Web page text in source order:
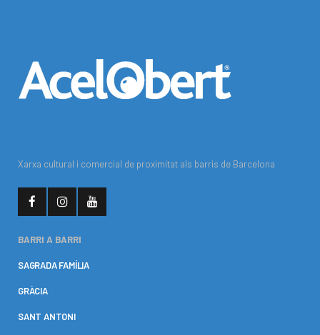
Xarxa cultural i comercial de proximitat als barris de Barcelona
BARRI A BARRI
SAGRADA FAMÍLIA
GRÀCIA
SANT ANTONI